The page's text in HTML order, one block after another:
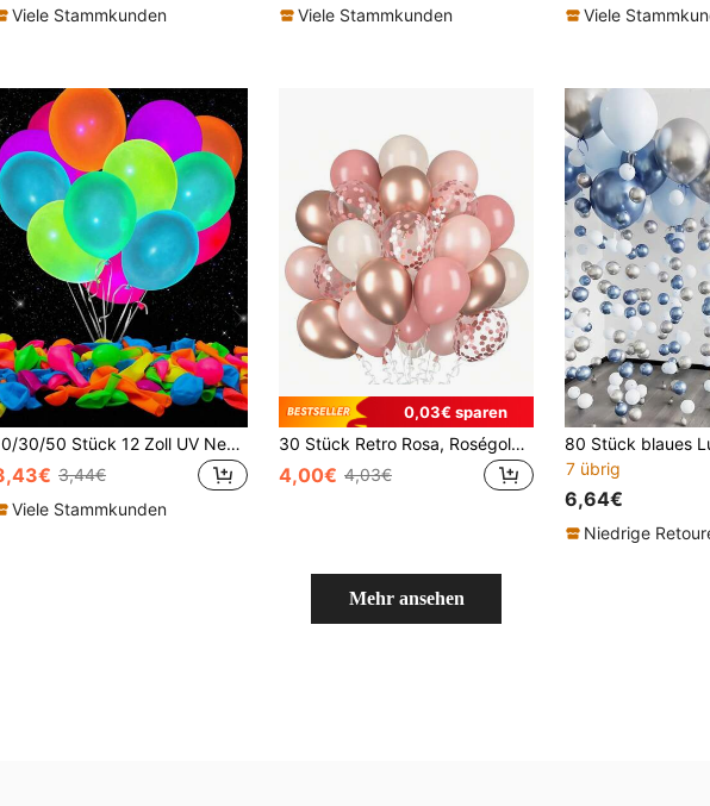
Viele Stammkunden Viele Stammkunden Viele
10/30/50 Stück 12 Zoll UV Neon Leuchtendes Luftballon, Neon Leuchtende Party Luftballons für Halloween Dekoration, Leuchtend im Dunkeln Luftballons für Geburtstags Dekoration Hochzeit Leuchtende Party Zubehör Schwarzlicht reagierende Fluoreszenz Luftballons, Weihnachten
3,44€
Viele Stammkunden
0,03€ sparen
30 Stück Retro Rosa, Roségold und Sandweiß Latexballons, Aluminiumfolienballons, geeignet für Aluminiumfolienballons, Hochzeiten im Boho-Stil, Geburtstage, rosa Themenparty Dekorationen, Coming-of-Age-Zeremonien, Abschlussfeiern, Jahrestage.
4,00€ 4,03€
7 übrig
6,64€
Niedrige
Mehr ansehen